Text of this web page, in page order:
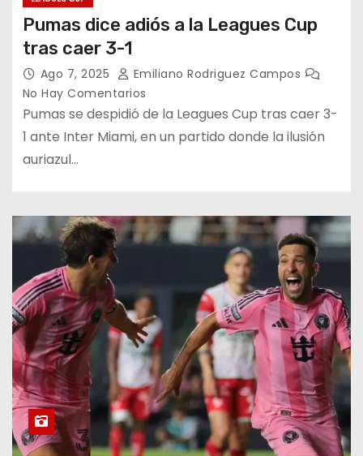
Pumas dice adiós a la Leagues Cup
tras caer 3-1
Ago 7, 2025
Emiliano Rodriguez Campos
No Hay Comentarios
Pumas se despidió de la Leagues Cup tras caer 3-
1 ante Inter Miami, en un partido donde la ilusión
auriazul…